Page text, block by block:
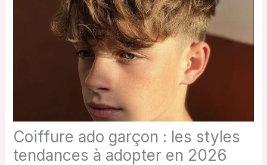
Coiffure ado garçon : les styles
tendances à adopter en 2026